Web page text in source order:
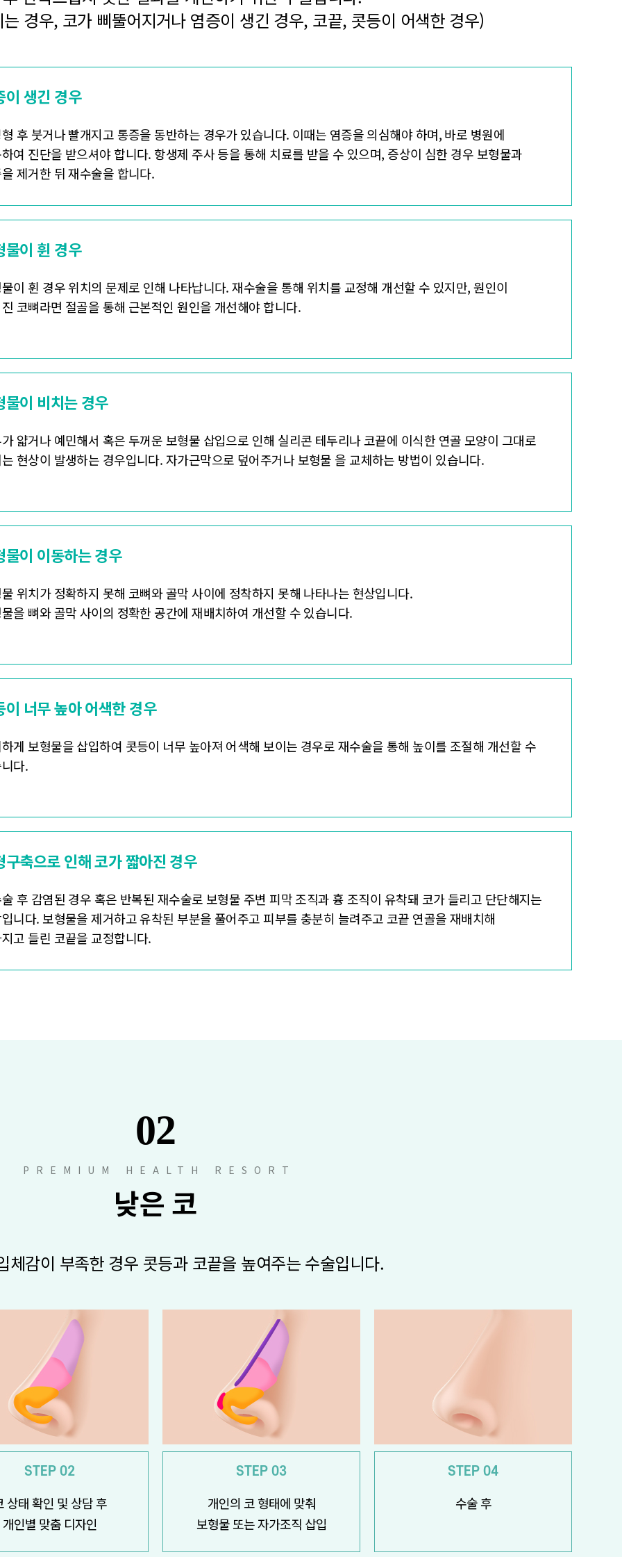
경우, 코가 삐뚤어지거나 염증이 생긴 경우, 코끝, 콧등이 어색한 경우)
이 생긴 경우
후 붓거나 빨개지고 통증을 동반하는 경우가 있습니다. 이때는 염증을 의심해야 하며, 바로 병원에
여 진단을 받으셔야 합니다. 항생제 주사 등을 통해 치료를 받을 수 있으며, 증상이 심한 경우 보형물과
제거한 뒤 재수술을 합니다.
물이 휜 경우
이 휜 경우 위치의 문제로 인해 나타납니다. 재수술을 통해 위치를 교정해 개선할 수 있지만, 원인이
코뼈라면 절골을 통해 근본적인 원인을 개선해야 합니다.
물이 비치는 경우
얇거나 예민해서 혹은 두꺼운 보형물 삽입으로 인해 실리콘 테두리나 코끝에 이식한 연골 모양이 그대로
현상이 발생하는 경우입니다. 자가근막으로 덮어주거나 보형물 을 교체하는 방법이 있습니다.
물이 이동하는 경우
위치가 정확하지 못해 코뼈와 골막 사이에 정착하지 못해 나타나는 현상입니다.
을 뼈와 골막 사이의 정확한 공간에 재배치하여 개선할 수 있습니다.
이 너무 높아 어색한 경우
게 보형물을 삽입하여 콧등이 너무 높아져 어색해 보이는 경우로 재수술을 통해 높이를 조절해 개선할 수
다.
구축으로 인해 코가 짧아진 경우
후 감염된 경우 혹은 반복된 재수술로 보형물 주변 피막 조직과 흉 조직이 유착돼 코가 들리고 단단해지는
니다. 보형물을 제거하고 유착된 부분을 풀어주고 피부를 충분히 늘려주고 코끝 연골을 재배치해
고 들린 코끝을 교정합니다.
02
PREMIUM HEALTH RESORT
낮은 코
체감이 부족한 경우 콧등과 코끝을 높여주는 수술입니다.
STEP 02
상태 확인 및 상담 후
개인별 맞춤 디자인
STEP 03
개인의 코 형태에 맞춰
보형물 또는 자가조직 삽입
STEP 04
수술 후